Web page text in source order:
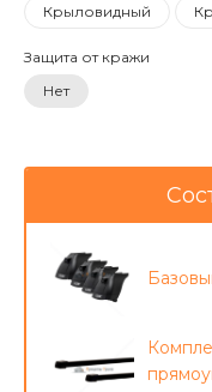
Крыловидный
Защита от кражи
Нет